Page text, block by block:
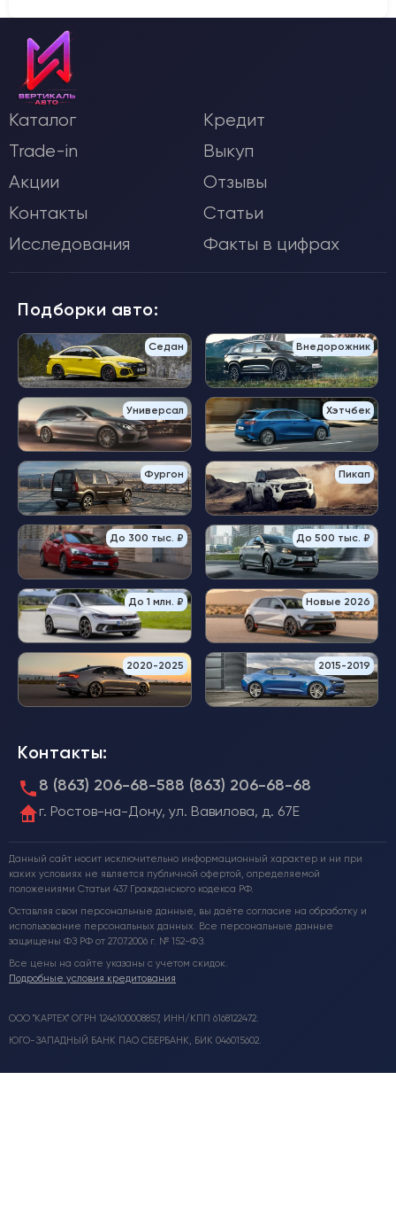
Каталог
Кредит
Trade-in
Выкуп
Акции
Отзывы
Контакты
Статьи
Исследования
Факты в цифрах
Подборки авто:
Седан Внедорожник
Универсал Хэтчбек
Фургон Пикап
До 300 тыс. ₽ До 500 тыс. ₽
До 1 млн. ₽ Новые 2026
2020-2025 2015-2019
Контакты:
8 (863) 206-68-588 (863) 206-68-68
г. Ростов-на-Дону, ул. Вавилова, д. 67Е
Данный сайт носит исключительно информационный характер и ни при
каких условиях не является публичной офертой, определяемой
положениями Статьи 437 Гражданского кодекса РФ.
Оставляя свои персональные данные, вы даёте согласие на обработку и
использование персональных данных. Все персональные данные
защищены ФЗ РФ от 27.07.2006 г. № 152-ФЗ.
Все цены на сайте указаны с учетом скидок.
Подробные условия кредитования
ООО "КАРТЕХ" ОГРН 1246100008857, ИНН/КПП 6168122472.
ЮГО-ЗАПАДНЫЙ БАНК ПАО СБЕРБАНК, БИК 046015602.